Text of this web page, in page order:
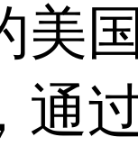
美
通